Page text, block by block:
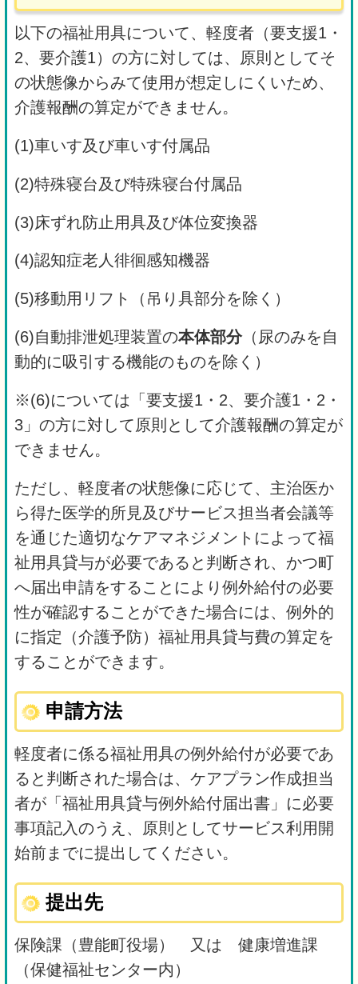
以下の福祉用具について、軽度者（要支援1・
2、要介護1）の方に対しては、原則としてそ
の状態像からみて使用が想定しにくいため、
介護報酬の算定ができません。
(1)車いす及び車いす付属品
(2)特殊寝台及び特殊寝台付属品
(3)床ずれ防止用具及び体位変換器
(4)認知症老人徘徊感知機器
(5)移動用リフト（吊り具部分を除く）
(6)自動排泄処理装置の本体部分（尿のみを自
動的に吸引する機能のものを除く）
※(6)については「要支援1・2、要介護1・2・
3」の方に対して原則として介護報酬の算定が
できません。
ただし、軽度者の状態像に応じて、主治医か
ら得た医学的所見及びサービス担当者会議等
を通じた適切なケアマネジメントによって福
祉用具貸与が必要であると判断され、かつ町
へ届出申請をすることにより例外給付の必要
性が確認することができた場合には、例外的
に指定（介護予防）福祉用具貸与費の算定を
することができます。
申請方法
軽度者に係る福祉用具の例外給付が必要であ
ると判断された場合は、ケアプラン作成担当
者が「福祉用具貸与例外給付届出書」に必要
事項記入のうえ、原則としてサービス利用開
始前までに提出してください。
提出先
保険課（豊能町役場） 又は 健康増進課
（保健福祉センター内）